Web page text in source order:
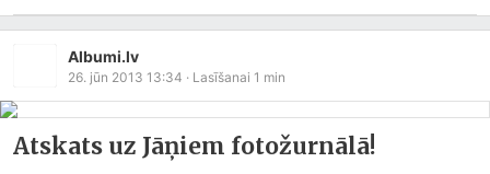
Albumi.lv
26. jūn 2013 13:34 · Lasīšanai 1 min
Atskats uz Jāņiem fotožurnālā!